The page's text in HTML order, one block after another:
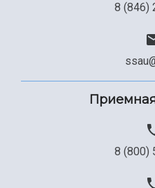
8 (846)
8 (800)